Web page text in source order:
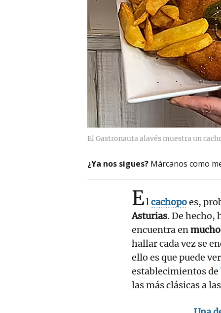
El Gastronauta alavés muestra un
¿Ya nos sigues? Márcanos como
Elcachopoes,
Asturias. De hecho,
encuentra en
hallar cada vez se
ello es que puede
establecimientos de
las más clásicas a